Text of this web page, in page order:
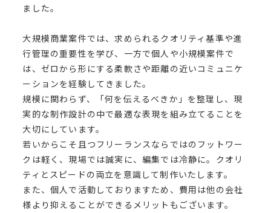
ました。
大規模商業案件では、求められるクオリティ基準や進
行管理の重要性を学び、一方で個人や小規模案件で
は、ゼロから形にする柔軟さや距離の近いコミュニケ
ーションを経験してきました。
規模に関わらず、「何を伝えるべきか」を整理し、現
実的な制作設計の中で最適な表現を組み立てることを
大切にしています。
若いからこそ且つフリーランスならではのフットワー
クは軽く、現場では誠実に、編集では冷静に。クオリ
ティとスピードの両立を意識して制作いたします。
また、個人で活動しておりますため、費用は他の会社
様より抑えることができるメリットもございます。